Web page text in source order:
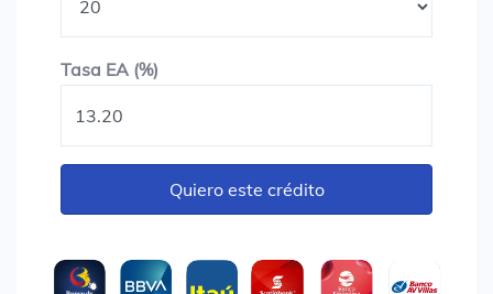
Tasa EA (%)
Quiero este crédito